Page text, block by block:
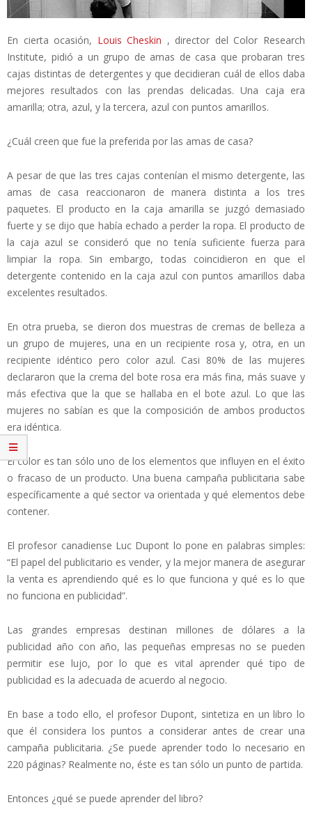
En cierta ocasión, Louis Cheskin , director del Color Research
Institute, pidió a un grupo de amas de casa que probaran tres
cajas distintas de detergentes y que decidieran cuál de ellos daba
mejores resultados con las prendas delicadas. Una caja era
amarilla; otra, azul, y la tercera, azul con puntos amarillos.
¿Cuál creen que fue la preferida por las amas de casa?
A pesar de que las tres cajas contenían el mismo detergente, las
amas de casa reaccionaron de manera distinta a los tres
paquetes. El producto en la caja amarilla se juzgó demasiado
fuerte y se dijo que había echado a perder la ropa. El producto de
la caja azul se consideró que no tenía suficiente fuerza para
limpiar la ropa. Sin embargo, todas coincidieron en que el
detergente contenido en la caja azul con puntos amarillos daba
excelentes resultados.
En otra prueba, se dieron dos muestras de cremas de belleza a
un grupo de mujeres, una en un recipiente rosa y, otra, en un
recipiente idéntico pero color azul. Casi 80% de las mujeres
declararon que la crema del bote rosa era más fina, más suave y
más efectiva que la que se hallaba en el bote azul. Lo que las
mujeres no sabían es que la composición de ambos productos
era idéntica.
El color es tan sólo uno de los elementos que influyen en el éxito
o fracaso de un producto. Una buena campaña publicitaria sabe
específicamente a qué sector va orientada y qué elementos debe
contener.
El profesor canadiense Luc Dupont lo pone en palabras simples:
“El papel del publicitario es vender, y la mejor manera de asegurar
la venta es aprendiendo qué es lo que funciona y qué es lo que
no funciona en publicidad”.
Las grandes empresas destinan millones de dólares a la
publicidad año con año, las pequeñas empresas no se pueden
permitir ese lujo, por lo que es vital aprender qué tipo de
publicidad es la adecuada de acuerdo al negocio.
En base a todo ello, el profesor Dupont, sintetiza en un libro lo
que él considera los puntos a considerar antes de crear una
campaña publicitaria. ¿Se puede aprender todo lo necesario en
220 páginas? Realmente no, éste es tan sólo un punto de partida.
Entonces ¿qué se puede aprender del libro?